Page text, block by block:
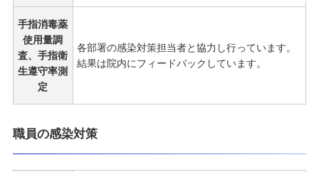
手指消毒薬
使用量調
査、手指衛
生遵守率測
定
各部署の感染対策担当者と協力し行っています。
結果は院内にフィードバックしています。
職員の感染対策